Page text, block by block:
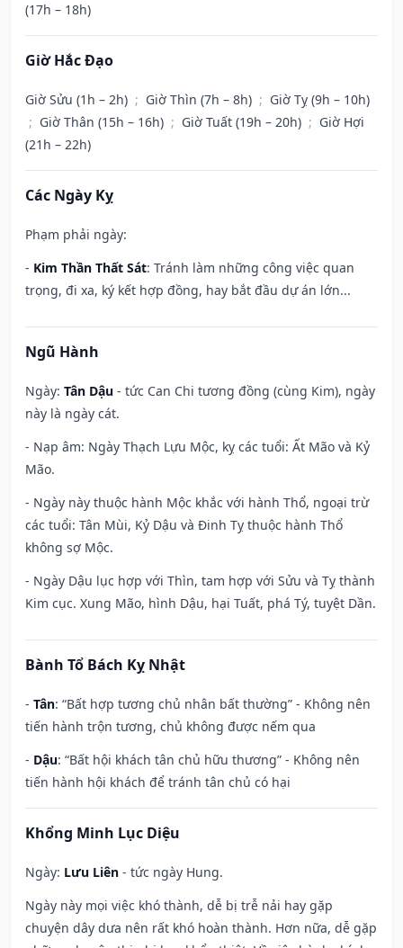
(17h – 18h)
Giờ Hắc Đạo
Giờ Sửu (1h – 2h) ; Giờ Thìn (7h – 8h) ; Giờ Tỵ (9h – 10h)
; Giờ Thân (15h – 16h) ; Giờ Tuất (19h – 20h) ; Giờ Hợi
(21h – 22h)
Các Ngày Kỵ
Phạm phải ngày:
- Kim Thần Thất Sát: Tránh làm những công việc quan
trọng, đi xa, ký kết hợp đồng, hay bắt đầu dự án lớn...
Ngũ Hành
Ngày: Tân Dậu - tức Can Chi tương đồng (cùng Kim), ngày
này là ngày cát.
- Nạp âm: Ngày Thạch Lựu Mộc, kỵ các tuổi: Ất Mão và Kỷ
Mão.
- Ngày này thuộc hành Mộc khắc với hành Thổ, ngoại trừ
các tuổi: Tân Mùi, Kỷ Dậu và Đinh Tỵ thuộc hành Thổ
không sợ Mộc.
- Ngày Dậu lục hợp với Thìn, tam hợp với Sửu và Tỵ thành
Kim cục. Xung Mão, hình Dậu, hại Tuất, phá Tý, tuyệt Dần.
Bành Tổ Bách Kỵ Nhật
- Tân: “Bất hợp tương chủ nhân bất thường” - Không nên
tiến hành trộn tương, chủ không được nếm qua
- Dậu: “Bất hội khách tân chủ hữu thương” - Không nên
tiến hành hội khách để tránh tân chủ có hại
Khổng Minh Lục Diệu
Ngày: Lưu Liên - tức ngày Hung.
Ngày này mọi việc khó thành, dễ bị trễ nải hay gặp
chuyện dây dưa nên rất khó hoàn thành. Hơn nữa, dễ gặp